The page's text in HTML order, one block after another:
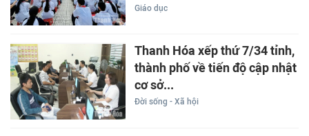
Giáo dục
Thanh Hóa xếp thứ 7/34 tỉnh,
thành phố về tiến độ cập nhật
cơ sở...
Đời sống - Xã hội